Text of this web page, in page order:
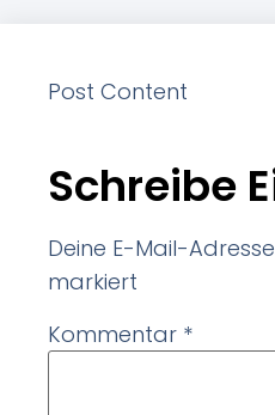
Post Content
Schreibe
Deine E-Mail-
markiert
Kommentar *